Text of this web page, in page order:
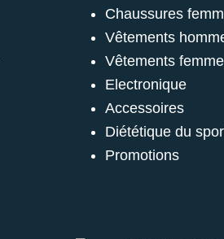
Chaussures
Vêtements
Vêtements femme
Electronique
Accessoires
Diététique du
Promotions